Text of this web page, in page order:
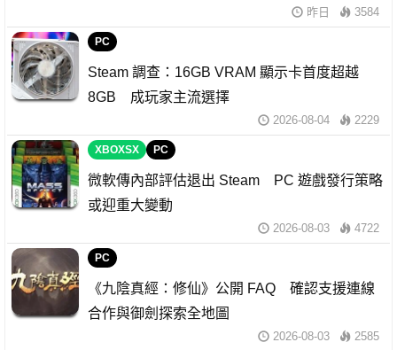
昨日 3584
PC
Steam 調查：16GB VRAM 顯示卡首度超越
8GB 成玩家主流選擇
2026-08-04 2229
XBOXSX PC
微軟傳內部評估退出 Steam PC 遊戲發行策略
或迎重大變動
2026-08-03 4722
PC
《九陰真經：修仙》公開 FAQ 確認支援連線
合作與御劍探索全地圖
2026-08-03 2585